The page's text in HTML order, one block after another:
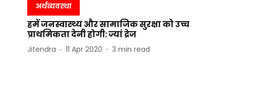
अर्थव्यवस्था
हमें जनस्वास्थ्य और सामाजिक सुरक्षा को उच्च
प्राथमिकता देनी होगी: ज्यां द्रेज
Jitendra 11 Apr 2020 3 min read